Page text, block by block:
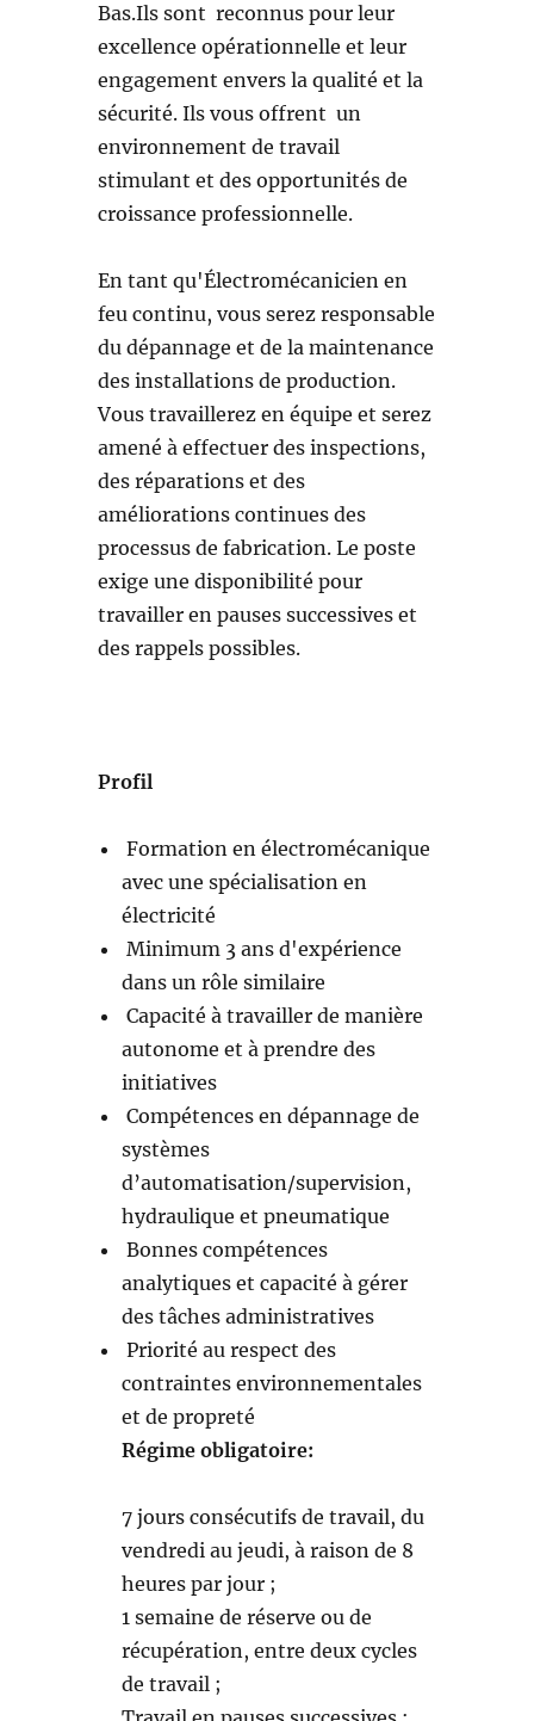
Bas.Ils sont reconnus pour leur
excellence opérationnelle et leur
engagement envers la qualité et la
sécurité. Ils vous offrent un
environnement de travail
stimulant et des opportunités de
croissance professionnelle.
En tant qu'Électromécanicien en
feu continu, vous serez responsable
du dépannage et de la maintenance
des installations de production.
Vous travaillerez en équipe et serez
amené à effectuer des inspections,
des réparations et des
améliorations continues des
processus de fabrication. Le poste
exige une disponibilité pour
travailler en pauses successives et
des rappels possibles.
Profil
Formation en électromécanique
avec une spécialisation en
électricité
Minimum 3 ans d'expérience
dans un rôle similaire
Capacité à travailler de manière
autonome et à prendre des
initiatives
Compétences en dépannage de
systèmes
d’automatisation/supervision,
hydraulique et pneumatique
Bonnes compétences
analytiques et capacité à gérer
des tâches administratives
Priorité au respect des
contraintes environnementales
et de propreté
Régime obligatoire:
7 jours consécutifs de travail, du
vendredi au jeudi, à raison de 8
heures par jour ;
1 semaine de réserve ou de
récupération, entre deux cycles
de travail ;